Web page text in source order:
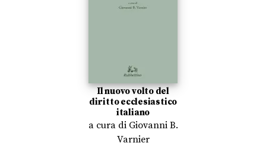
Il nuovo volto del
diritto ecclesiastico
italiano
a cura di Giovanni B.
Varnier